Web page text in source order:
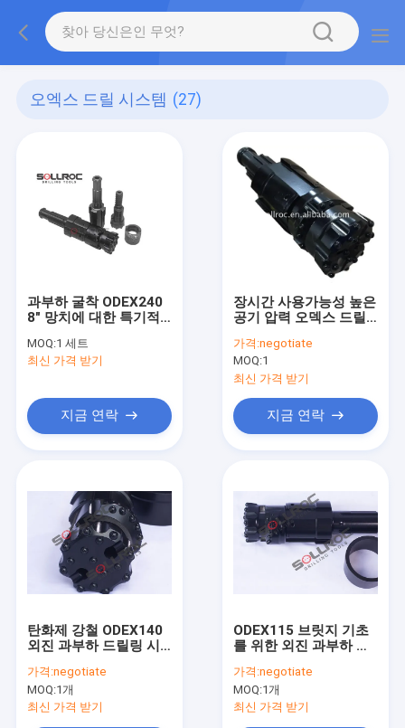
오엑스 드릴 시스템 (27)
과부하 굴착 ODEX240
8" 망치에 대한 특기적
MOQ:1 세트
최신 가격 받기
지금 연락
장시간 사용가능성 높은
공기 압력 오덱스 드릴
가격:negotiate
MOQ:1
최신 가격 받기
지금 연락
탄화제 강철 ODEX140
외진 과부하 드릴링 시
가격:negotiate
MOQ:1개
최신 가격 받기
ODEX115 브릿지 기초
를 위한 외진 과부하 굴
가격:negotiate
MOQ:1개
최신 가격 받기